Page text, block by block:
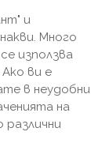
и
Много
използва
ви е
в неудобни
на
различни